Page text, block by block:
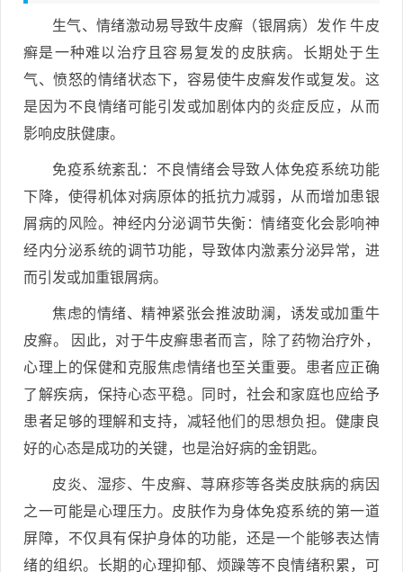
生气、情绪激动易导致牛皮癣（银屑病）发作 牛皮
癣是一种难以治疗且容易复发的皮肤病。长期处于生
气、愤怒的情绪状态下，容易使牛皮癣发作或复发。这
是因为不良情绪可能引发或加剧体内的炎症反应，从而
影响皮肤健康。
免疫系统紊乱：不良情绪会导致人体免疫系统功能
下降，使得机体对病原体的抵抗力减弱，从而增加患银
屑病的风险。神经内分泌调节失衡：情绪变化会影响神
经内分泌系统的调节功能，导致体内激素分泌异常，进
而引发或加重银屑病。
焦虑的情绪、精神紧张会推波助澜，诱发或加重牛
皮癣。 因此，对于牛皮癣患者而言，除了药物治疗外，
心理上的保健和克服焦虑情绪也至关重要。患者应正确
了解疾病，保持心态平稳。同时，社会和家庭也应给予
患者足够的理解和支持，减轻他们的思想负担。健康良
好的心态是成功的关键，也是治好病的金钥匙。
皮炎、湿疹、牛皮癣、荨麻疹等各类皮肤病的病因
之一可能是心理压力。皮肤作为身体免疫系统的第一道
屏障，不仅具有保护身体的功能，还是一个能够表达情
绪的组织。长期的心理抑郁、烦躁等不良情绪积累，可